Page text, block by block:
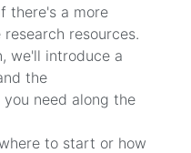
there's a more
resources.
we'll introduce a
the
need along the
to start or how